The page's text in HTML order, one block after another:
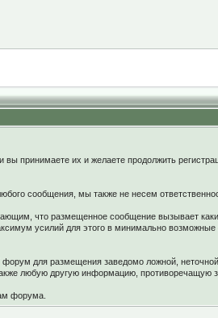
принимаете их и желаете продолжить
сообщения, мы также не несем
что размещенное сообщение вызывает
усилий для этого в минимально возможные
для размещения заведомо ложной,
любую другую информацию, противоречащую
форума.